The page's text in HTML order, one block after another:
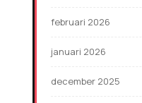
februari 2026
januari 2026
december 2025